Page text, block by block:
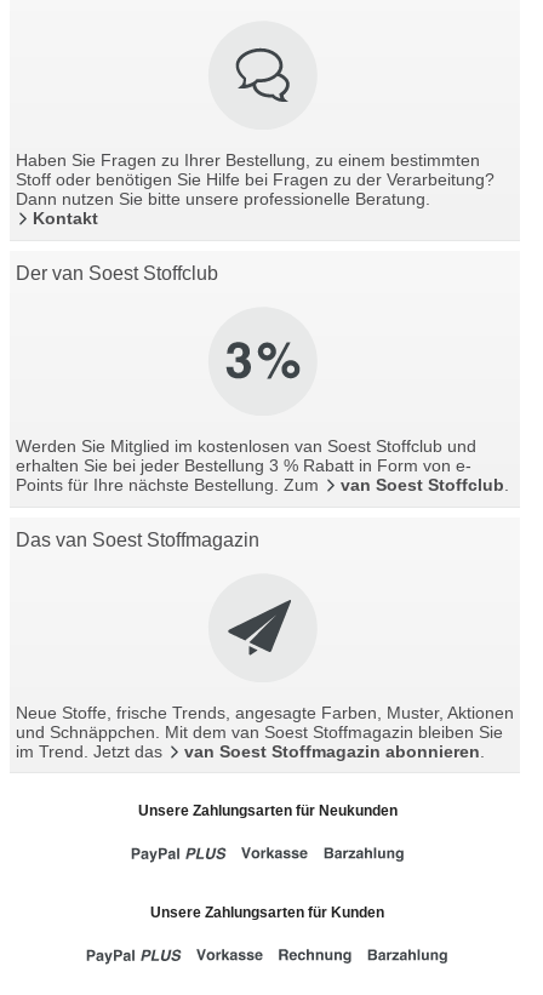
Haben Sie Fragen zu Ihrer Bestellung, zu einem bestimmten
Stoff oder benötigen Sie Hilfe bei Fragen zu der Verarbeitung?
Dann nutzen Sie bitte unsere professionelle Beratung.
Kontakt
Der van Soest Stoffclub
Werden Sie Mitglied im kostenlosen van Soest Stoffclub und
erhalten Sie bei jeder Bestellung 3 % Rabatt in Form von e-
Points für Ihre nächste Bestellung. Zum
van Soest Stoffclub.
Das van Soest Stoffmagazin
Neue Stoffe, frische Trends, angesagte Farben, Muster, Aktionen
und Schnäppchen. Mit dem van Soest Stoffmagazin bleiben Sie
im Trend. Jetzt das
van Soest Stoffmagazin abonnieren.
Unsere Zahlungsarten für Neukunden
Unsere Zahlungsarten für Kunden